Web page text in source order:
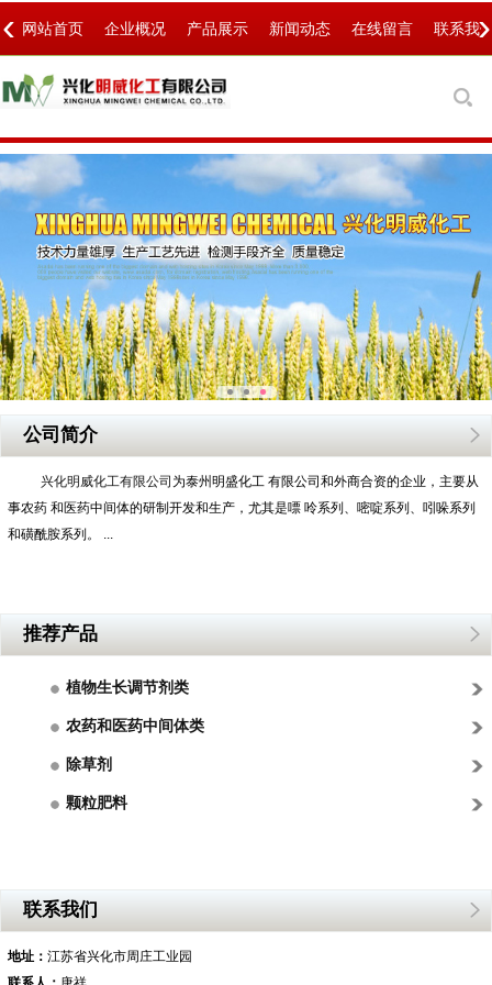
网站首页 企业概况 产品展示 新闻动态 在线留言 联系我
‹ ›
公司简介
兴化明威化工有限公司 为泰州明盛化工 有限公司和外商合资的企业，主要从
事农药 和医药中间体的研制开发和生产，尤其是嘌 呤系列、嘧啶系列、吲哚系列
和磺酰胺系列。 ...
推荐产品
植物生长调节剂类
农药和医药中间体类
除草剂
颗粒肥料
联系我们
地址： 江苏省兴化市周庄工业园